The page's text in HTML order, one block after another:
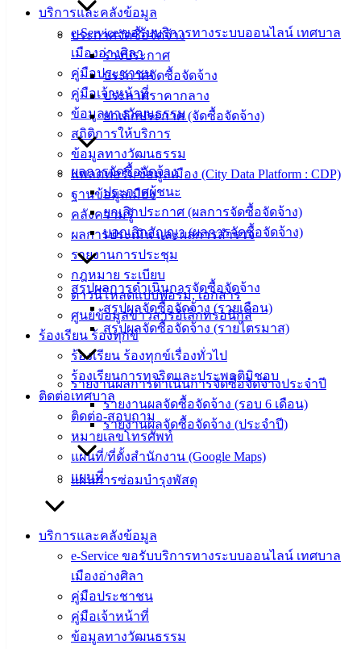
บริการและคลังข้อมูล
e-Service ขอรับบริการทางระบบออนไลน์ เทศบาล
เมืองอ่างศิลา
คู่มือประชาชน
คู่มือเจ้าหน้าที่
ข้อมูลทางวัฒนธรรม
สถิติการให้บริการ
ข้อมูลทางวัฒนธรรม
แพลตฟอร์มข้อมูลเมือง (City Data Platform : CDP)
ฐานข้อมูลเมือง
คลังความรู้
ผลการประเมิน และผลการสำรวจ
รายงานการประชุม
กฎหมาย ระเบียบ
ดาวน์โหลดแบบฟอร์ม, เอกสาร
ศูนย์ข้อมูลข่าวสารอิเล็กทรอนิกส์
ร้องเรียน ร้องทุกข์
ร้องเรียน ร้องทุกข์เรื่องทั่วไป
ร้องเรียนการทุจริตและประพฤติมิชอบ
ติดต่อเทศบาล
ติดต่อ-สอบถาม
หมายเลขโทรศัพท์
แผนที่/ที่ตั้งสำนักงาน (Google Maps)
แผนที่
ประกาศจัดซื้อจัดจ้าง
ร่างประกาศ
ประกาศจัดซื้อจัดจ้าง
ประกาศราคากลาง
ยกเลิกประกาศ (จัดซื้อจัดจ้าง)
ผลการจัดซื้อจัดจ้าง
ประกาศผู้ชนะ
ยกเลิกประกาศ (ผลการจัดซื้อจัดจ้าง)
บอกเลิกสัญญา (ผลการจัดซื้อจัดจ้าง)
สรุปผลการดำเนินการจัดซื้อจัดจ้าง
สรุปผลจัดซื้อจัดจ้าง (รายเดือน)
สรุปผลจัดซื้อจัดจ้าง (รายไตรมาส)
รายงานผลการดำเนินการจัดซื้อจัดจ้างประจำปี
รายงานผลจัดซื้อจัดจ้าง (รอบ 6 เดือน)
รายงานผลจัดซื้อจัดจ้าง (ประจำปี)
แผนการซ่อมบำรุงพัสดุ
บริการและคลังข้อมูล
e-Service ขอรับบริการทางระบบออนไลน์ เทศบาล
เมืองอ่างศิลา
คู่มือประชาชน
คู่มือเจ้าหน้าที่
ข้อมูลทางวัฒนธรรม
การจดทะเบียนพาณิชย์-ห้างหุ้นส่วนจดทะเบียน-
การจดทะเบียนพาณิชย์จัดตั้งใหม่-นิติบุคคลที่จัดตั้ง
ขึ้นตามกฎหมายต่างประเทศ